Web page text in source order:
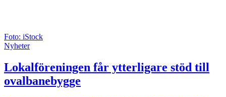
Foto: iStock
Nyheter
Lokalföreningen får ytterligare stöd till
ovalbanebygge